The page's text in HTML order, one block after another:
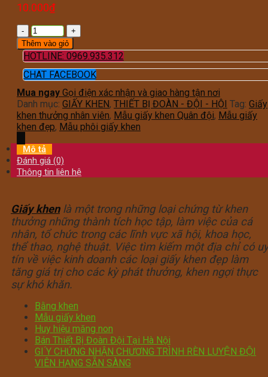
10.000₫
Thêm vào giỏ
HOTLINE: 0969.935.312
CHAT FACEBOOK
Mua ngay Gọi điện xác nhận và giao hàng tận nơi
Danh mục: GIẤY KHEN, THIẾT BỊ ĐOÀN - ĐỘI - HỘI Tag: Giấy
khen thưởng nhân viên, Mẫu giấy khen Quân đội, Mẫu giấy
khen đẹp, Mẫu phôi giấy khen
Mô tả
Đánh giá (0)
Thông tin liên hệ
Giấy khenlà một trong những loại chứng từ khen
thưởng những thành tích học tập, làm việc của cá
nhân, tổ chức trong các lĩnh vực xã hội, khoa học,
thể thao, nghệ thuật. Việc tìm kiếm một địa chỉ có uy
tín về việc kinh doanh các loại giấy khen đẹp làm
tăng giá trị cho các kỳ phát thưởng, khen ngợi thực
sự khó khăn.
Bằng khen
Mẫu giấy khen
Huy hiệu măng non
Bán Thiết Bị Đoàn Đội Tại Hà Nội
GI ́Y CHỨNG NHẬN CHƯƠNG TRÌNH RÈN LUYỆN ĐỘI
VIÊN HẠNG SẴN SÀNG